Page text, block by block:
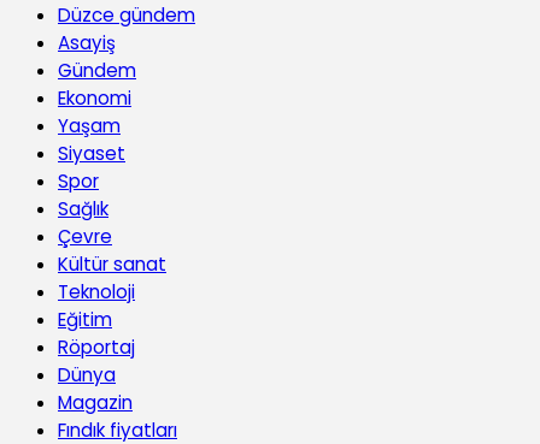
Düzce gündem
Asayiş
Gündem
Ekonomi
Yaşam
Siyaset
Spor
Sağlık
Çevre
Kültür sanat
Teknoloji
Eğitim
Röportaj
Dünya
Magazin
Fındık fiyatları